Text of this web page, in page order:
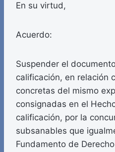
En su virtud,
Acuerdo:
Suspender el
calificación, en relación
concretas del mismo
consignadas en el
calificación, por la
subsanables que
Fundamento de